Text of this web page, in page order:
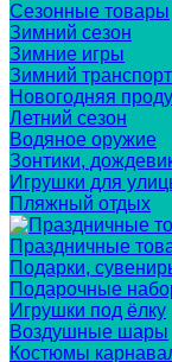
Сезонные товары
Зимний сезон
Зимние игры
Зимний транспорт
Новогодняя
Летний сезон
Водяное оружие
Зонтики,
Игрушки для
Пляжный отдых
Праздничные
Подарки,
Подарочные
Игрушки под ёлку
Воздушные шары
Костюмы